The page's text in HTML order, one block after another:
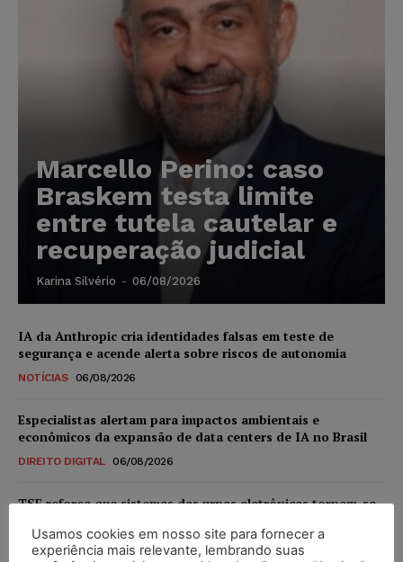
Marcello Perino: caso
Braskem testa limite
entre tutela cautelar e
recuperação judicial
Karina Silvério - 06/08/2026
IA da Anthropic cria identidades falsas em teste de
segurança e acende alerta sobre riscos de autonomia
NOTÍCIAS 06/08/2026
Especialistas alertam para impactos ambientais e
econômicos da expansão de data centers de IA no Brasil
DIREITO DIGITAL 06/08/2026
TSE reforça que sistemas das urnas eletrônicas tornam-se
NOTÍCIAS 06/08/2026
Usamos cookies em nosso site para fornecer a
experiência mais relevante, lembrando suas